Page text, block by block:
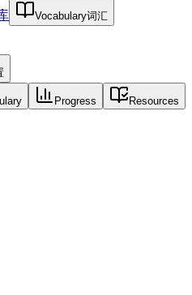
Vocabulary词汇
Progress Resources